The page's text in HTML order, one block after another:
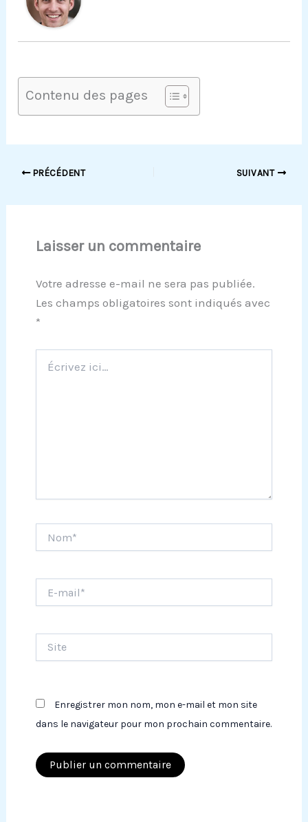
Contenu des pages
PRÉCÉDENT SUIVANT
Laisser un commentaire
Votre adresse e-mail ne sera pas publiée.
Les champs obligatoires sont indiqués avec
*
ici…
mail*
Enregistrer mon nom, mon e-mail et mon site
dans le navigateur pour mon prochain commentaire.